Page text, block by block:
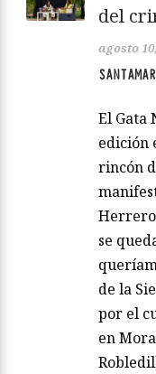
del
agosto
El Gata
edición
rincón
se
de la
por el
en